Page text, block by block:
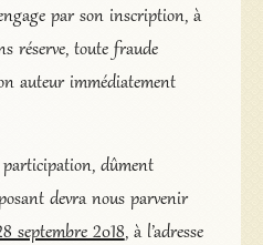
par son inscription, à
réserve, toute fraude
auteur immédiatement
dûment
devra nous parvenir
septembre 2018, à l’adresse